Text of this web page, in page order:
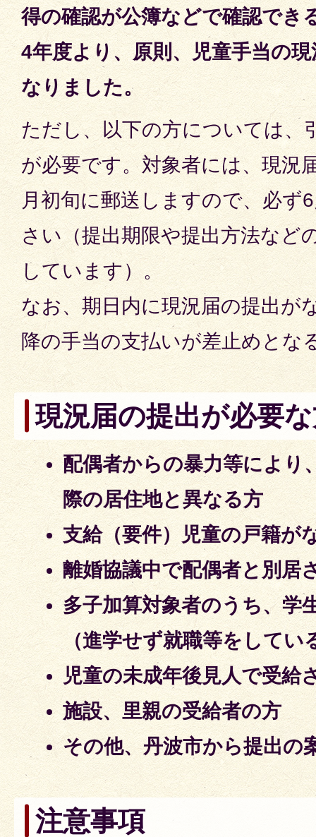
得の確認が公簿などで確認でき
4年度より、 原則、児童手当の
なりました。
ただし、以下の方については、
が必要です。対象者には、現況
月初旬に郵送しますので、必ず
さい（提出期限や提出方法など
しています）。
なお、期日内に現況届の提出が
降の手当の支払いが差止めとな
現況届の提出が必要
配偶者からの暴力等により
際の居住地と異なる方
支給（要件）児童の戸籍が
離婚協議中で配偶者と別居
多子加算対象者のうち、学
（進学せず就職等をしてい
児童の未成年後見人で受給
施設、里親の受給者の方
その他、丹波市から提出の
注意事項